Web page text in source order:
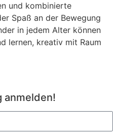
und kombinierte
Spaß an der Bewegung
in jedem Alter können
lernen, kreativ mit Raum
anmelden!